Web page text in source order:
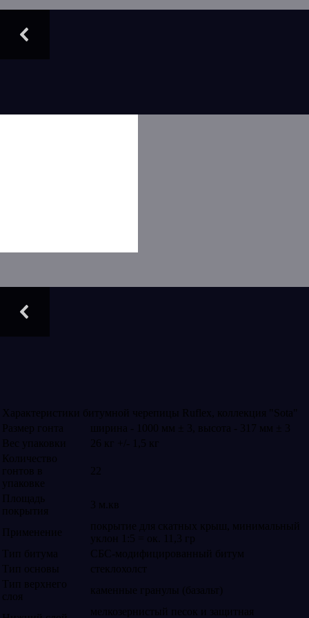
Характеристики битумной черепицы Ruflex, коллекция "Sota"
Размер гонта
ширина - 1000 мм ± 3, высота - 317 мм ± 3
Вес упаковки
26 кг +/- 1,5 кг
Количество
гонтов в
упаковке
22
Площадь
покрытия
3 м.кв
Применение
покрытие для скатных крыш, минимальный
уклон 1:5 = ок. 11,3 гр
Тип битума
СБС-модифицированный битум
Тип основы
стеклохолст
Тип верхнего
слоя
каменные гранулы (базальт)
мелкозернистый песок и защитная